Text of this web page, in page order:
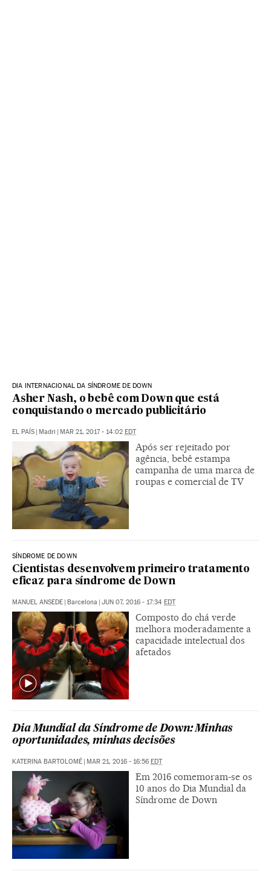
‪‪DIA INTERNACIONAL DA SÍNDROME DE DOWN‬‬
Asher Nash, o bebê com Down que está
conquistando o mercado publicitário
EL PAÍS | Madri | MAR 21, 2017 - 14:02 EDT
Após ser rejeitado por
agência, bebê estampa
campanha de uma marca de
roupas e comercial de TV
SÍNDROME DE DOWN
Cientistas desenvolvem primeiro tratamento
eficaz para síndrome de Down
MANUEL ANSEDE | Barcelona | JUN 07, 2016 - 17:34 EDT
Composto do chá verde
melhora moderadamente a
capacidade intelectual dos
afetados
Dia Mundial da Síndrome de Down: Minhas
oportunidades, minhas decisões
KATERINA BARTOLOMÉ | MAR 21, 2016 - 16:56 EDT
Em 2016 comemoram-se os
10 anos do Dia Mundial da
Síndrome de Down